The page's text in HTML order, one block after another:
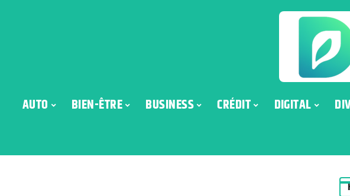
AUTO BIEN-ÊTRE BUSINESS CRÉDIT DIGITAL